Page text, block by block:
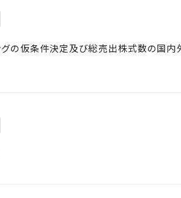
グの仮条件決定及び総売出株式数の国